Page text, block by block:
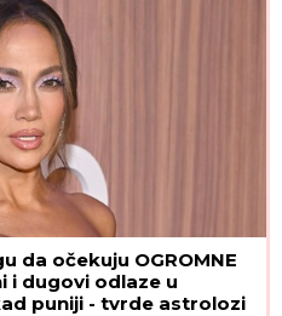
da očekuju OGROMNE
i dugovi odlaze u
puniji - tvrde astrolozi